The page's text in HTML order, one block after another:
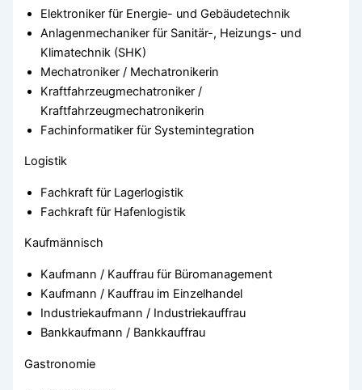
Elektroniker für Energie- und Gebäudetechnik
Anlagenmechaniker für Sanitär-, Heizungs- und
Klimatechnik (SHK)
Mechatroniker / Mechatronikerin
Kraftfahrzeugmechatroniker /
Kraftfahrzeugmechatronikerin
Fachinformatiker für Systemintegration
Logistik
Fachkraft für Lagerlogistik
Fachkraft für Hafenlogistik
Kaufmännisch
Kaufmann / Kauffrau für Büromanagement
Kaufmann / Kauffrau im Einzelhandel
Industriekaufmann / Industriekauffrau
Bankkaufmann / Bankkauffrau
Gastronomie